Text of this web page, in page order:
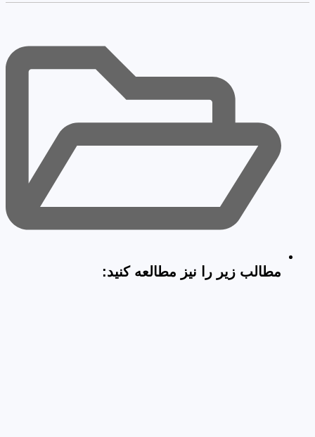
مطالب زیر را نیز مطالعه کنید: